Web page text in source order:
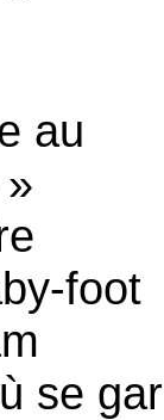
au
foot
se